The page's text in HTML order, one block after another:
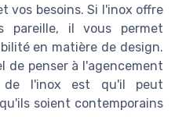
vos besoins. Si l'inox offre
pareille, il vous permet
en matière de design.
de penser à l'agencement
de l'inox est qu'il peut
soient contemporains